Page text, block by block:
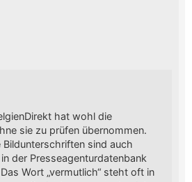
hat wohl die
sie zu prüfen übernommen.
Bildunterschriften sind auch
der Presseagenturdatenbank
Wort „vermutlich“ steht oft in